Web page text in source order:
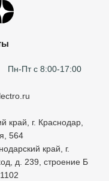
Пн-Пт с 8:00-17:00
край, г. Краснодар,
564
край, г.
д. 239, строение Б